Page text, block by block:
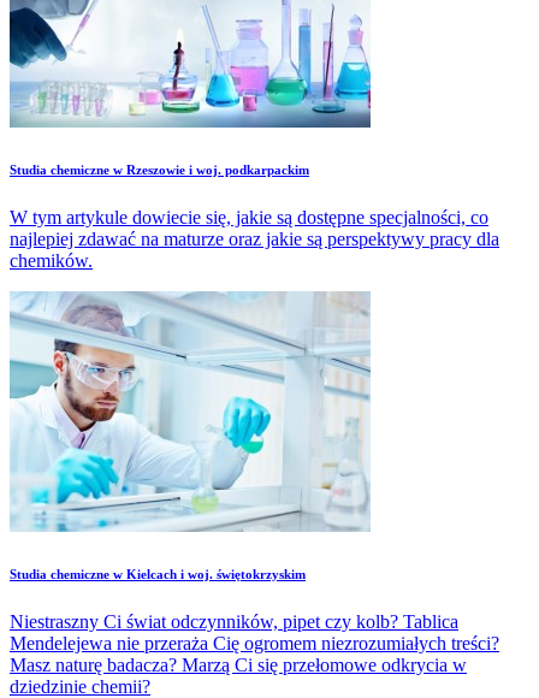
Studia chemiczne w Rzeszowie i woj. podkarpackim
W tym artykule dowiecie się, jakie są dostępne specjalności, co
najlepiej zdawać na maturze oraz jakie są perspektywy pracy dla
chemików.
Studia chemiczne w Kielcach i woj. świętokrzyskim
Niestraszny Ci świat odczynników, pipet czy kolb? Tablica
Mendelejewa nie przeraża Cię ogromem niezrozumiałych treści?
Masz naturę badacza? Marzą Ci się przełomowe odkrycia w
dziedzinie chemii?